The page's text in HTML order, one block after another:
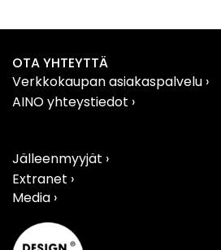
OTA YHTEYTTÄ
Verkkokaupan asiakaspalvelu ›
AINO yhteystiedot ›
Jälleenmyyjät ›
Extranet ›
Media ›